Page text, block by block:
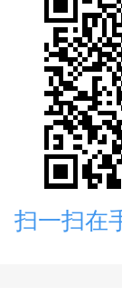
扫一扫在